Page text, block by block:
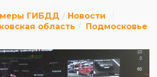
ГИБДД
Новости
область
Подмосковье